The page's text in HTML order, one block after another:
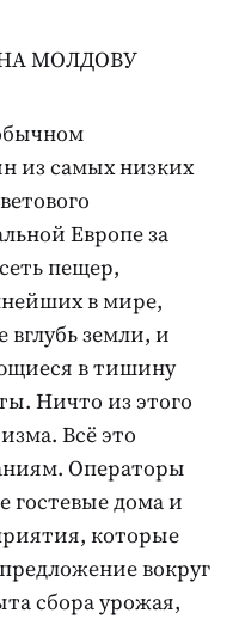
МОЛДОВУ
из самых низких
Европе за
пещер,
в мире,
земли, и
в тишину
Ничто из этого
Всё это
Операторы
гостевые дома и
которые
вокруг
сбора урожая,